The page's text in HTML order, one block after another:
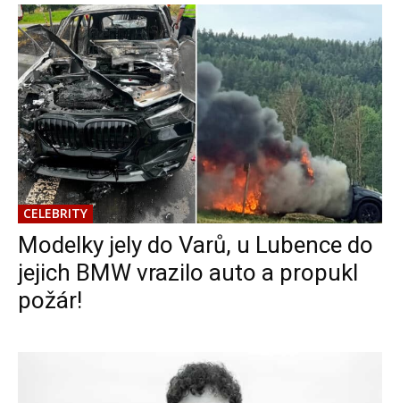
CELEBRITY
Modelky jely do Varů, u Lubence do
jejich BMW vrazilo auto a propukl
požár!